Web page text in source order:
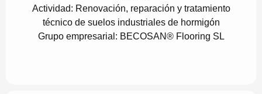
Actividad: Renovación, reparación y tratamiento
técnico de suelos industriales de hormigón
Grupo empresarial: BECOSAN® Flooring SL